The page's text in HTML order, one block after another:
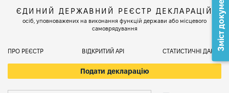
ЄДИНИЙ ДЕРЖАВНИЙ РЕЄСТР ДЕКЛАРАЦІЙ
осіб, уповноважених на виконання функцій держави або місцевого
самоврядування
ПРО РЕЄСТР ВІДКРИТИЙ АРІ СТАТИСТИЧНІ ДАНІ
Подати декларацію
Зміст документа